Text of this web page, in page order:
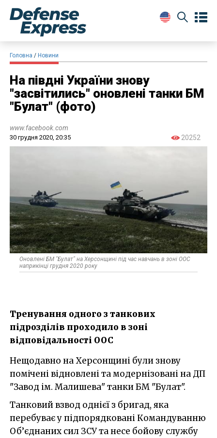
Головна Новини
На півдні України знову
"засвітились" оновлені танки БМ
"Булат" (фото)
www.facebook.com
30 грудня 2020, 20:35 20252
Оновлені БМ "Булат" на Херсонщині під час навчань в зоні ООС
наприкінці грудня 2020 року
Тренування одного з танкових
підрозділів проходило в зоні
відповідальності ООС
Нещодавно на Херсонщині були знову
помічені відновлені та модернізовані на ДП
"Завод ім. Малишева" танки БМ "Булат".
Танковий взвод однієї з бригад, яка
перебуває у підпорядковані Командуванню
Об’єднаних сил ЗСУ та несе бойову службу